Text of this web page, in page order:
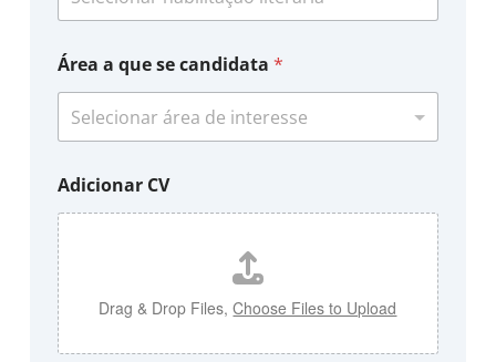
Área a que se candidata *
Adicionar CV
Drag & Drop Files,Choose Files to Upload